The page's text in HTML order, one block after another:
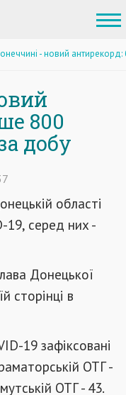
- новий
800
добу
області
19, серед них -
Донецької
сторінці в
19 зафіксовані
ОТГ -
ОТГ - 43.